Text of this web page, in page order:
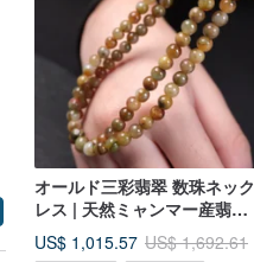
オールド三彩翡翠 数珠ネック
レス | 天然ミャンマー産翡翠
A 貨 | ギフト
US$ 1,015.57 US$ 1,692.61